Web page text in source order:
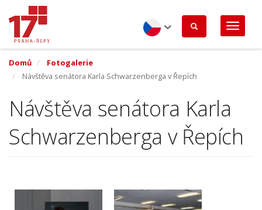
hlavnímu
obsahu
Czech
Domů
Fotogalerie
Návštěva senátora Karla Schwarzenberga v Řepích
Návštěva senátora Karla
Schwarzenberga v Řepích